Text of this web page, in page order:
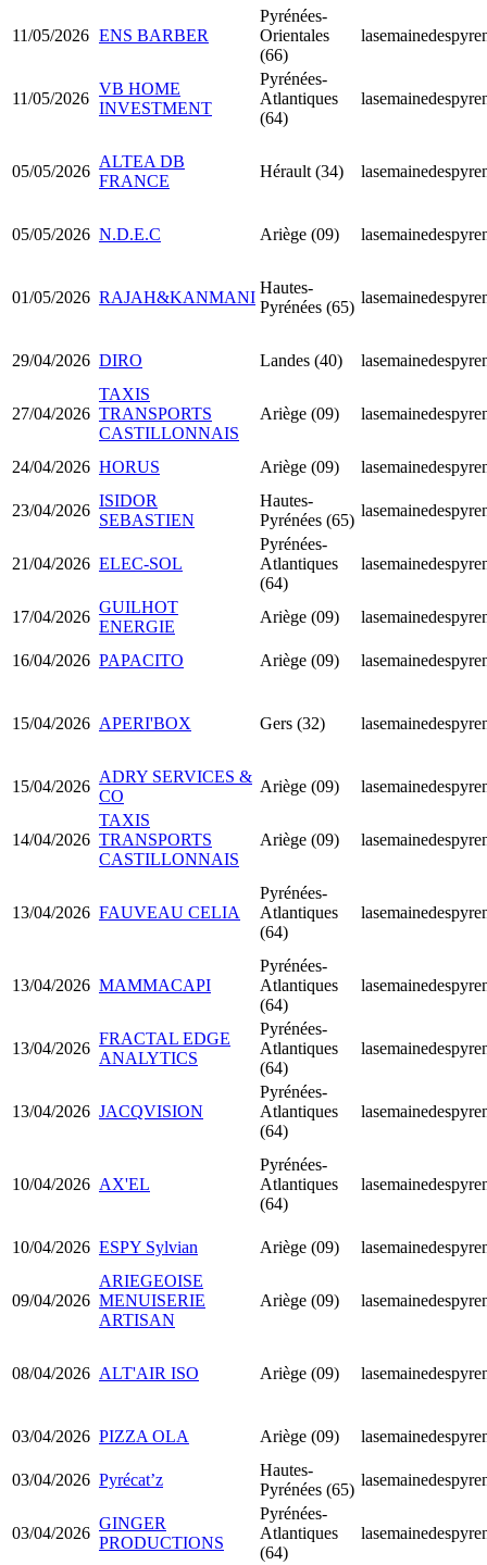
11/05/2026 ENS BARBER
Pyrénées-
Orientales
(66)
11/05/2026
VB HOME
INVESTMENT
Pyrénées-
Atlantiques
(64)
05/05/2026
ALTEA DB
FRANCE
Hérault (34)
05/05/2026 N.D.E.C Ariège (09)
01/05/2026 RAJAH&KANMANI
Hautes-
Pyrénées (65)
29/04/2026 DIRO Landes (40)
27/04/2026
TAXIS
TRANSPORTS
CASTILLONNAIS
Ariège (09)
24/04/2026 HORUS Ariège (09)
23/04/2026
ISIDOR
SEBASTIEN
Hautes-
Pyrénées (65)
21/04/2026 ELEC-SOL
Pyrénées-
Atlantiques
(64)
17/04/2026
GUILHOT
ENERGIE
Ariège (09)
16/04/2026 PAPACITO Ariège (09)
15/04/2026 APERI'BOX Gers (32)
15/04/2026
ADRY SERVICES &
CO
Ariège (09)
14/04/2026
TAXIS
TRANSPORTS
CASTILLONNAIS
Ariège (09)
13/04/2026 FAUVEAU CELIA
Pyrénées-
Atlantiques
(64)
13/04/2026 MAMMACAPI
Pyrénées-
Atlantiques
(64)
13/04/2026
FRACTAL EDGE
ANALYTICS
Pyrénées-
Atlantiques
(64)
13/04/2026 JACQVISION
Pyrénées-
Atlantiques
(64)
10/04/2026 AX'EL
Pyrénées-
Atlantiques
(64)
10/04/2026 ESPY Sylvian Ariège (09)
09/04/2026
ARIEGEOISE
MENUISERIE
ARTISAN
Ariège (09)
08/04/2026 ALT'AIR ISO Ariège (09)
03/04/2026 PIZZA OLA Ariège (09)
03/04/2026 Pyrécat’z
Hautes-
Pyrénées (65)
03/04/2026
GINGER
PRODUCTIONS
Pyrénées-
Atlantiques
(64)